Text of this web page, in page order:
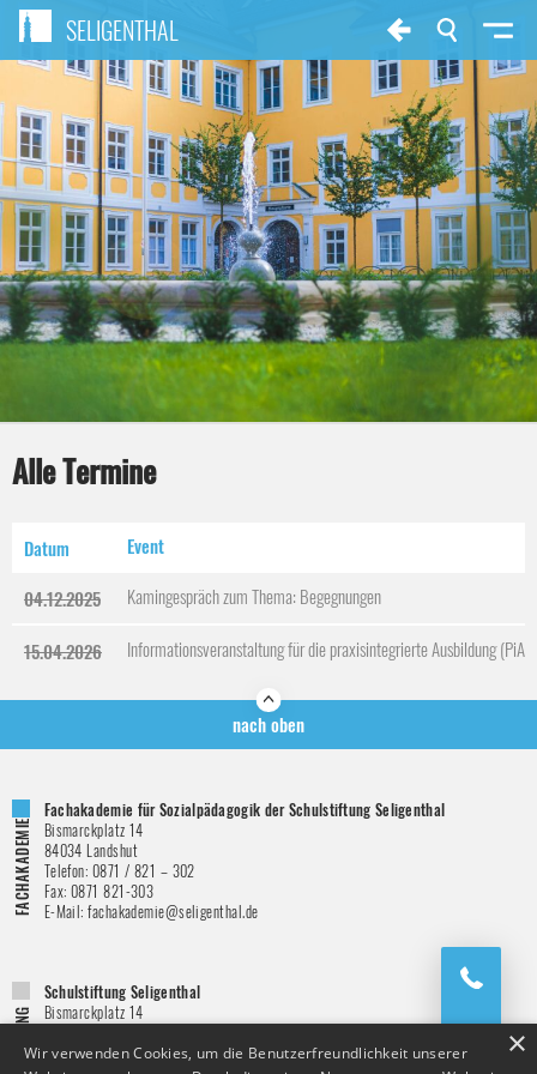
Alle Termine
Datum
Event
04.12.2025
Kamingespräch zum Thema: Begegnungen
15.04.2026 Informationsveranstaltung für die praxisintegrierte Ausbildung (PiA)
nach oben
Fachakademie für Sozialpädagogik der Schulstiftung Seligenthal
Bismarckplatz 14
84034 Landshut
Telefon: 0871 / 821 – 302
Fax: 0871 821-303
E-Mail: fachakademie@seligenthal.de
Schulstiftung Seligenthal
Bismarckplatz 14
Telefon:0871 / 821 – 151
SELIGENTHAL
×
Wir verwenden Cookies, um die Benutzerfreundlichkeit unserer